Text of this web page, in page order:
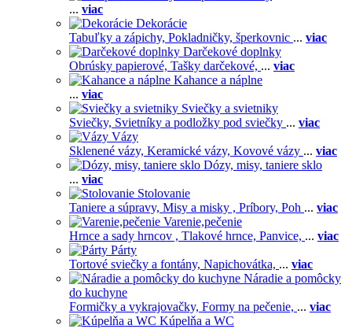
... viac
Dekorácie
Tabuľky a zápichy, Pokladničky, šperkovnic ... viac
Darčekové doplnky
Obrúsky papierové, Tašky darčekové, ... viac
Kahance a náplne
... viac
Sviečky a svietniky
Sviečky, Svietníky a podložky pod sviečky ... viac
Vázy
Sklenené vázy, Keramické vázy, Kovové vázy ... viac
Dózy, misy, taniere sklo
... viac
Stolovanie
Taniere a súpravy, Misy a misky , Príbory, Poh ... viac
Varenie,pečenie
Hrnce a sady hrncov , Tlakové hrnce, Panvice, ... viac
Párty
Tortové sviečky a fontány, Napichovátka, ... viac
Náradie a pomôcky
do kuchyne
Formičky a vykrajovačky, Formy na pečenie, ... viac
Kúpelňa a WC